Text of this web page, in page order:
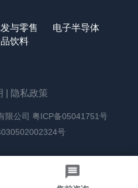
与零售
电子半导体
饮料
隐私政策
限公司 粤ICP备05041751号
号